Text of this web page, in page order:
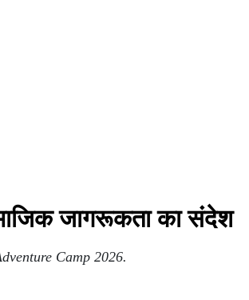
जागरूकता का संदेश
Camp 2026.